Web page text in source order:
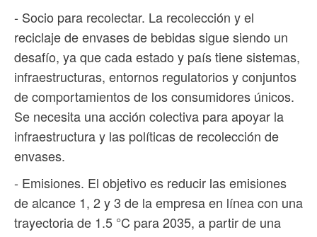
- Socio para recolectar. La recolección y el
reciclaje de envases de bebidas sigue siendo un
desafío, ya que cada estado y país tiene sistemas,
infraestructuras, entornos regulatorios y conjuntos
de comportamientos de los consumidores únicos.
Se necesita una acción colectiva para apoyar la
infraestructura y las políticas de recolección de
envases.
- Emisiones. El objetivo es reducir las emisiones
de alcance 1, 2 y 3 de la empresa en línea con una
trayectoria de 1.5 °C para 2035, a partir de una